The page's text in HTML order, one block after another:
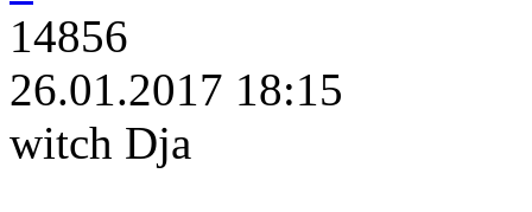
14856
26.01.2017 18:15
witch Dja